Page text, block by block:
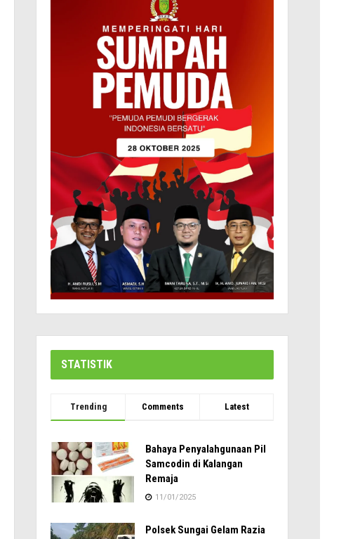
STATISTIK
Trending Comments Latest
Bahaya Penyalahgunaan Pil
Samcodin di Kalangan
Remaja
11/01/2025
Polsek Sungai Gelam Razia